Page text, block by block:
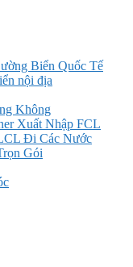
Biển Quốc Tế
nội địa
Không
Xuất Nhập FCL
Đi Các Nước
Gói